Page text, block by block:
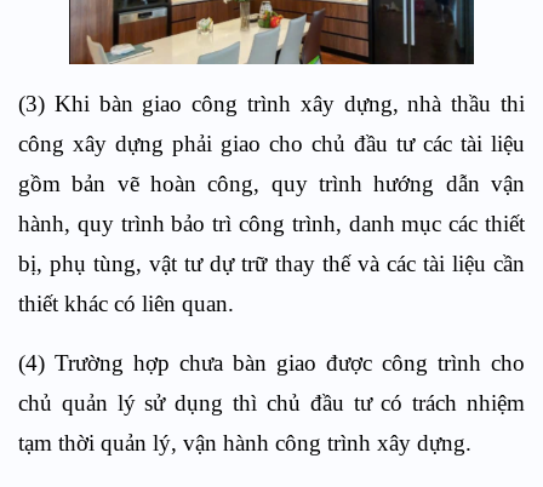
(3) Khi bàn giao công trình xây dựng, nhà thầu thi
công xây dựng phải giao cho chủ đầu tư các tài liệu
gồm bản vẽ hoàn công, quy trình hướng dẫn vận
hành, quy trình bảo trì công trình, danh mục các thiết
bị, phụ tùng, vật tư dự trữ thay thế và các tài liệu cần
thiết khác có liên quan.
(4) Trường hợp chưa bàn giao được công trình cho
chủ quản lý sử dụng thì chủ đầu tư có trách nhiệm
tạm thời quản lý, vận hành công trình xây dựng.